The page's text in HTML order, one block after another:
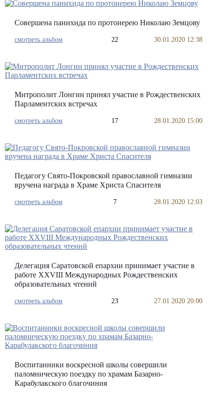
Совершена панихида по протоиерею Николаю Земцову
смотреть альбом 22 30.01.2020 12:38
Митрополит Лонгин принял участие в Рождественских
Парламентских встречах
смотреть альбом 17 28.01.2020 15:00
Педагогу Свято-Покровской православной гимназии
вручена награда в Храме Христа Спасителя
смотреть альбом 7 28.01.2020 12:03
Делегация Саратовской епархии принимает участие в
работе XXVIII Международных Рождественских
образовательных чтений
смотреть альбом 23 27.01.2020 20:00
Воспитанники воскресной школы совершили
паломническую поездку по храмам Базарно-
Карабулакского благочиния